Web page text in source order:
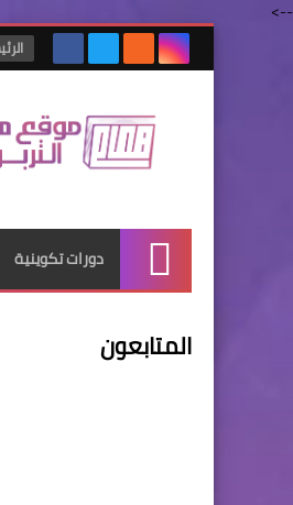
-->
الرئيسية
دورات تكوينية
المتابعون